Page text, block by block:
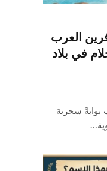
العرب
في بلاد
بوابةً سحرية